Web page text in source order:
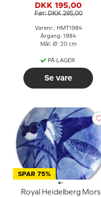
DKK 195,00
Før: DKK 295,00
Varenr.: HMT1984
Årgang: 1984
Mål: Ø: 20 cm
PÅ LAGER
Se vare
SPAR 75%
Royal Heidelberg Mors